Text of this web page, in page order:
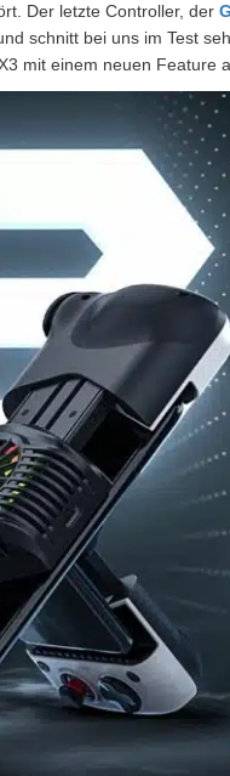
Der letzte Controller, der
schnitt bei uns im Test
mit einem neuen Feature